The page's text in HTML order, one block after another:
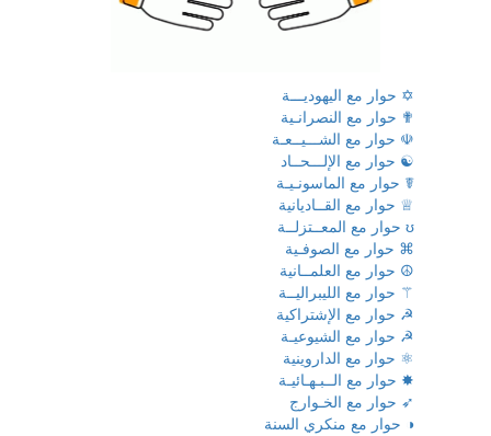
✡ حوار مع اليهوديـــة
✟ حوار مع النصرانـية
☫ حوار مع الشـــيــعـة
☯ حوار مع الإلـــحــاد
☤ حوار مع الماسونـيـة
♕ حوار مع القــاديانية
ʊ حوار مع المعــتزلــة
⌘ حوار مع الصوفـية
☮ حوار مع العلمــانية
⚚ حوار مع الليبراليــة
☭ حوار مع الإشتراكية
☭ حوار مع الشيوعيـة
⚛ حوار مع الداروينية
✸ حوار مع الــبـهـائيـة
➶ حوار مع الخـوارج
◑ حوار مع منكري السنة